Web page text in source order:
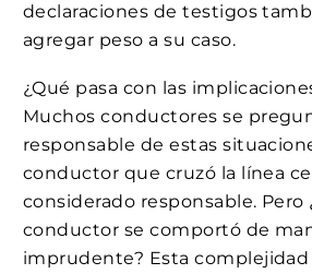
declaraciones de testigos
agregar peso a su caso.
¿Qué pasa con las
Muchos conductores se
responsable de estas
conductor que cruzó la línea
considerado responsable. Pero
conductor se comportó de
imprudente? Esta complejidad